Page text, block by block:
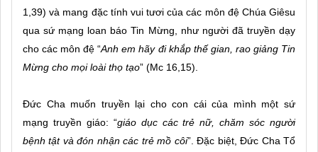
1,39) và mang đặc tính vui tươi của các môn đệ Chúa Giêsu
qua sứ mạng loan báo Tin Mừng, như người đã truyền dạy
cho các môn đệ “Anh em hãy đi khắp thế gian, rao giảng Tin
Mừng cho mọi loài thọ tạo” (Mc 16,15).
Đức Cha muốn truyền lại cho con cái của mình một sứ
mạng truyền giáo: “giáo dục các trẻ nữ,
chăm sóc người
bệnh tật và đón nhận các trẻ mồ côi”. Đặc biệt, Đức Cha Tổ